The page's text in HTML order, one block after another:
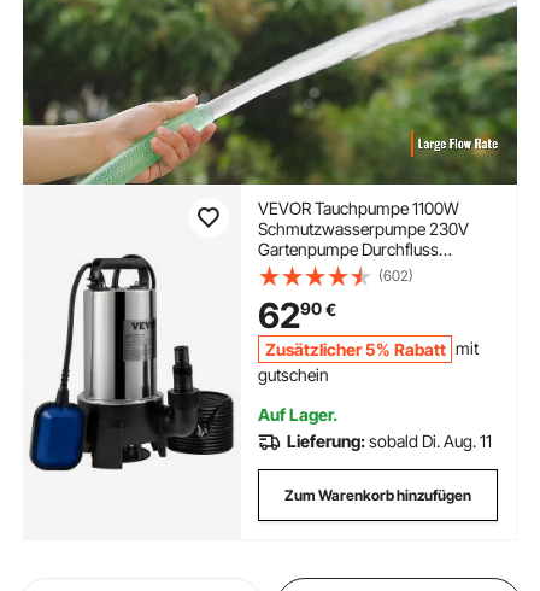
VEVOR Tauchpumpe 1100W
Schmutzwasserpumpe 230V
Gartenpumpe Durchfluss
333,3L/min
Schmutzwassertauchpumpe
IPX8 Auslass zuschneidbar zum
Pumpen von Wasser aus
Schwimmbädern Teichen
(602)
6290€
Zusätzlicher 5% Rabatt mit
gutschein
Auf Lager.
Lieferung:sobald Di. Aug. 11
Zum Warenkorb hinzufügen